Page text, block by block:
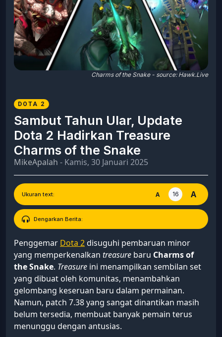
Charms of the Snake - source: Hawk.Live
DOTA 2
Sambut Tahun Ular, Update
Dota 2 Hadirkan Treasure
Charms of the Snake
MikeApalah - Kamis, 30 Januari 2025
Ukuran text: A 16 A
Dengarkan Berita:
Penggemar Dota 2disuguhi pembaruan minor
yang memperkenalkan treasure baru Charms of
the Snake. Treasure ini menampilkan sembilan set
yang dibuat oleh komunitas, menambahkan
gelombang keseruan baru dalam permainan.
Namun, patch 7.38 yang sangat dinantikan masih
belum tersedia, membuat banyak pemain terus
menunggu dengan antusias.